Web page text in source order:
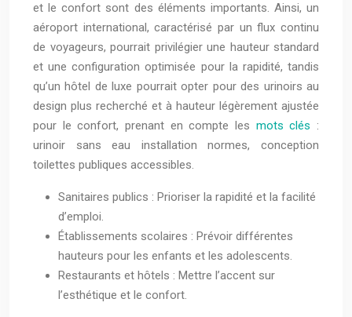
et le confort sont des éléments importants. Ainsi, un
aéroport international, caractérisé par un flux continu
de voyageurs, pourrait privilégier une hauteur standard
et une configuration optimisée pour la rapidité, tandis
qu’un hôtel de luxe pourrait opter pour des urinoirs au
design plus recherché et à hauteur légèrement ajustée
pour le confort, prenant en compte les mots clés :
urinoir sans eau installation normes, conception
toilettes publiques accessibles.
Sanitaires publics : Prioriser la rapidité et la facilité
d’emploi.
Établissements scolaires : Prévoir différentes
hauteurs pour les enfants et les adolescents.
Restaurants et hôtels : Mettre l’accent sur
l’esthétique et le confort.